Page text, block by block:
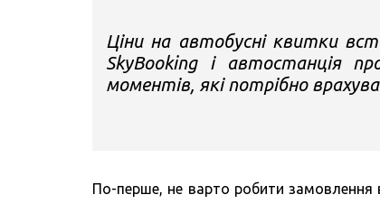
Ціни на автобусні квитки
SkyBooking і автостанція
моментів, які потрібно
По-перше, не варто робити замовлення